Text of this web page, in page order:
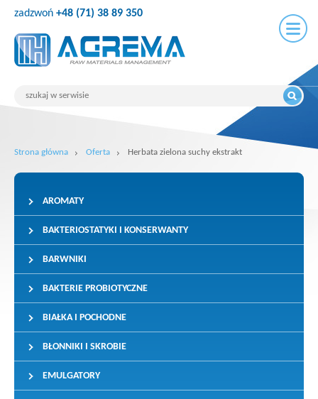
zadzwoń +48 (71) 38 89 350
Strona główna Oferta Herbata zielona suchy ekstrakt
AROMATY
BAKTERIOSTATYKI I KONSERWANTY
BARWNIKI
BAKTERIE PROBIOTYCZNE
BIAŁKA I POCHODNE
BŁONNIKI I SKROBIE
EMULGATORY